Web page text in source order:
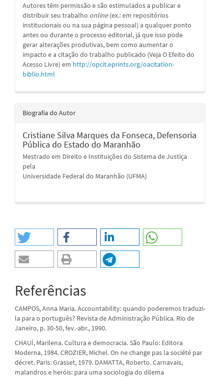
Autores têm permissão e são estimulados a publicar e
distribuir seu trabalho online(ex.: em repositórios
institucionais ou na sua página pessoal) a qualquer ponto
antes ou durante o processo editorial, já que isso pode
gerar alterações produtivas, bem como aumentar o
impacto e a citação do trabalho publicado (Veja O Efeito do
Acesso Livre) em http://opcit.eprints.org/oacitation-
biblio.html
Biografia do Autor
Cristiane Silva Marques da Fonseca, Defensoria
Pública do Estado do Maranhão
Mestrado em Direito e Instituições do Sistema de Justiça
pela
Universidade Federal do Maranhão (UFMA)
Referências
CAMPOS, Anna Maria. Accountability: quando poderemos traduzi-
la para o português? Revista de Administração Pública. Rio de
Janeiro, p. 30-50, fev.-abr., 1990.
CHAUÍ, Marilena. Cultura e democracia. São Paulo: Editora
Moderna, 1984. CROZIER, Michel. On ne change pas la société par
décret. Paris: Grasset, 1979. DAMATTA, Roberto. Carnavais,
malandros e heróis: para uma sociologia do dilema